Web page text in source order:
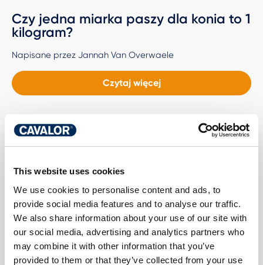
This website uses cookies
We use cookies to personalise content and ads, to
provide social media features and to analyse our traffic.
We also share information about your use of our site with
our social media, advertising and analytics partners who
may combine it with other information that you’ve
provided to them or that they’ve collected from your use
Czy jedna miarka paszy dla konia to 1
kilogram?
Napisane przez Jannah Van Overwaele
Czytaj więcej